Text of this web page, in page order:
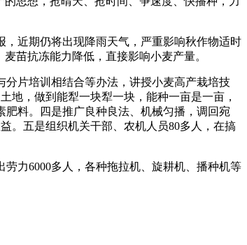
近期仍将出现降雨天气，严重影响秋作物适时
苗抗冻能力降低，直接影响小麦产量。
片培训相结合等办法，讲授小麦高产栽培技
地，做到能犁一块犁一块，能种一亩是一亩，
料。四是推广良种良法、机械匀播，调回宛
。五是组织机关干部、农机人员80多人，在搞
力6000多人，各种拖拉机、旋耕机、播种机等